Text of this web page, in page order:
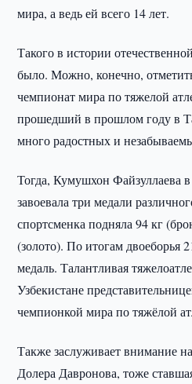
мира, а ведь ей всего 14 лет.
Такого в истории
было. Можно, конечно,
чемпионат мира по тяжелой
прошедший в прошлом году в
много радостных и
Тогда, Кумушхон Файзуллаева
завоевала три медали
спортсменка подняла 94 кг
(золото). По итогам двоеборья
медаль. Талантливая
Узбекистане
чемпионкой мира по тяжёлой
Также заслуживает внимание
Долера Давронова, тоже